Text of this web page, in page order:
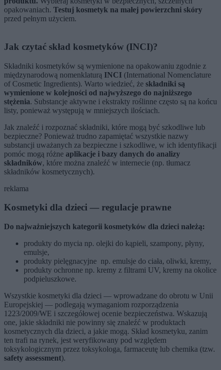
opakowaniach. Testuj kosmetyk na małej powierzchni skóry
przed pełnym użyciem.
Jak czytać skład kosmetyków (INCI)?
Składniki kosmetyków są wymienione na opakowaniu zgodnie z
międzynarodową nomenklaturą INCI (International Nomenclature
of Cosmetic Ingredients). Warto wiedzieć, że składniki są
wymienione w kolejności od najwyższego do najniższego
stężenia. Substancje aktywne i ekstrakty roślinne często są na końcu
listy, ponieważ występują w mniejszych ilościach.
Jak znaleźć i rozpoznać składniki, które mogą być szkodliwe lub
bezpieczne? Ponieważ trudno zapamiętać wszystkie nazwy
substancji uważanych za bezpieczne i szkodliwe, w ich identyfikacji
pomóc mogą różne aplikacje i bazy danych do analizy
składników, które można znaleźć w internecie (np. tłumacz
składników kosmetycznych).
reklama
Kosmetyki dla dzieci — regulacje prawne
Do najważniejszych kategorii kosmetyków dla dzieci należą:
produkty do mycia np. olejki do kąpieli, szampony, płyny,
emulsje,
produkty pielęgnacyjne np. emulsje do ciała, oliwki, kremy,
produkty ochronne np. kremy z filtrami UV, kremy na okolice
podpieluszkowe.
Wszystkie kosmetyki dla dzieci — wprowadzane do obrotu w Unii
Europejskiej — podlegają wymaganiom rozporządzenia
1223/2009/WE i szczegółowej ocenie bezpieczeństwa. Wskazują
one, jakie składniki nie powinny się znaleźć w produktach
kosmetycznych dla dzieci, a jakie mogą. Skład kosmetyku, zanim
ten trafi na rynek, jest weryfikowany pod względem
toksykologicznym przez toksykologa, farmaceutę lub chemika (tzw.
safety assessment).